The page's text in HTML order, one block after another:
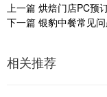
上一篇 烘焙门店PC预
下一篇 银豹中餐常见
相关推荐